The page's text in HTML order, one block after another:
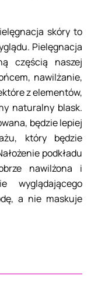
skóry to
Pielęgnacja
częścią naszej
nawilżanie,
z elementów,
naturalny blask.
będzie lepiej
który będzie
podkładu
nawilżona i
wyglądającego
a nie maskuje